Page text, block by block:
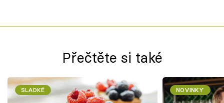
Přečtěte si také
SLADKÉ NOVINKY